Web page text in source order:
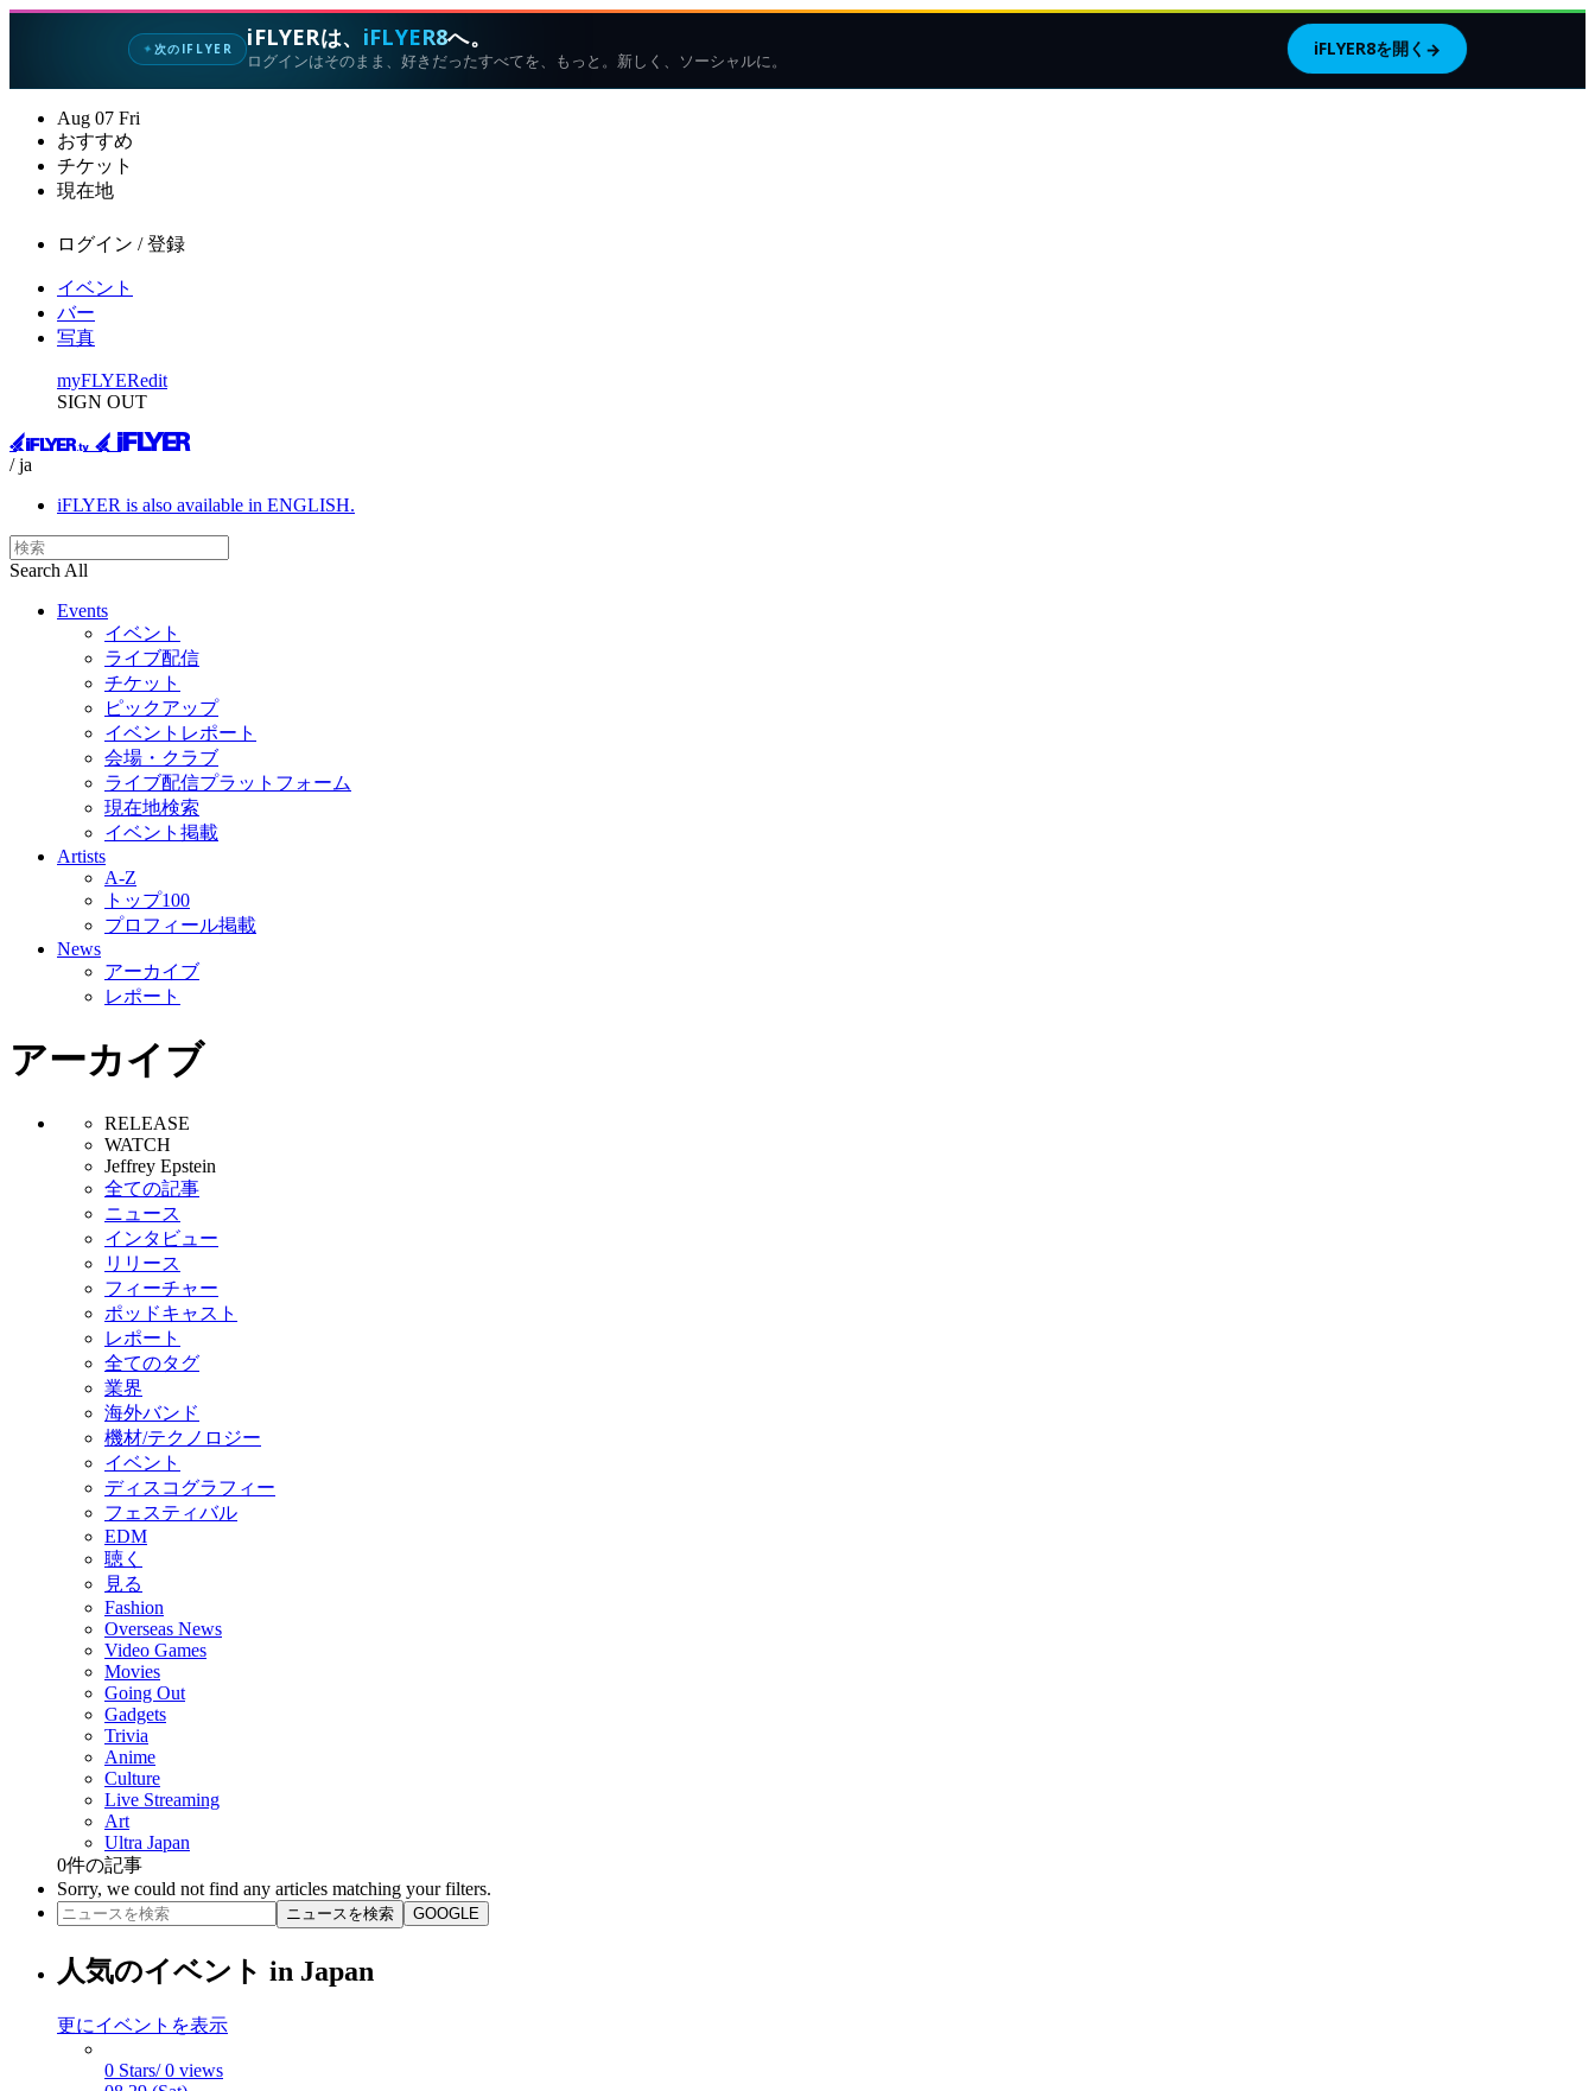
✦次のIFLYER iFLYERは、 iFLYER8へ。
ログインはそのまま、好きだったすべてを、もっと。新しく、ソーシャルに。
iFLYER8を開く →
Aug 07 Fri
おすすめ
チケット
現在地
ログイン / 登録
イベント
バー
写真
myFLYERedit
SIGN OUT
/ ja
iFLYER is also available in ENGLISH.
Search All
Events
イベント
ライブ配信
チケット
ピックアップ
イベントレポート
会場・クラブ
ライブ配信プラットフォーム
現在地検索
イベント掲載
Artists
A-Z
トップ100
プロフィール掲載
News
アーカイブ
レポート
アーカイブ
RELEASE
WATCH
Jeffrey Epstein
全ての記事
ニュース
インタビュー
リリース
フィーチャー
ポッドキャスト
レポート
全てのタグ
業界
海外バンド
機材/テクノロジー
イベント
ディスコグラフィー
フェスティバル
EDM
聴く
見る
Fashion
Overseas News
Video Games
Movies
Going Out
Gadgets
Trivia
Anime
Culture
Live Streaming
Art
Ultra Japan
0件の記事
Sorry, we could not find any articles matching your filters.
ニュースを検索 GOOGLE
人気のイベント in Japan
更にイベントを表示
0 Stars/ 0 views